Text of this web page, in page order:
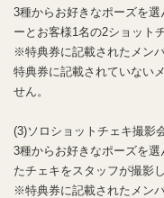
3種からお好きなポーズを
ーとお客様1名の2ショット
※特典券に記載されたメン
特典券に記載されていない
せん。
(3)ソロショットチェキ撮影
3種からお好きなポーズを
たチェキをスタッフが撮影し
※特典券に記載されたメン